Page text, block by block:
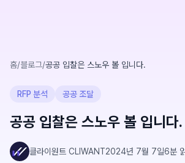
홈/블로그/공공 입찰은 스노우 볼 입니다.
RFP 분석 공공 조달
공공 입찰은 스노우 볼 입니다.
클라이원트 CLIWANT2024년 7월 7일6분